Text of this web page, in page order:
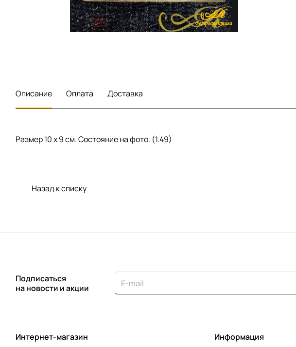
Описание Оплата Доставка
Размер 10 х 9 см. Состояние на фото. (1.49)
Назад к списку
Подписаться
на новости и акции
Интернет-магазин Информация